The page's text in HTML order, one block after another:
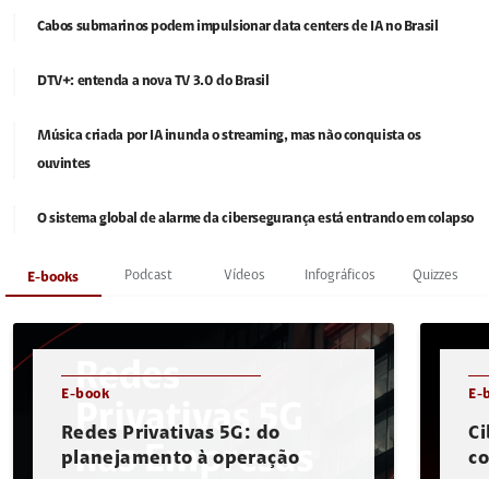
Cabos submarinos podem impulsionar data centers de IA no Brasil
DTV+: entenda a nova TV 3.0 do Brasil
Música criada por IA inunda o streaming, mas não conquista os
ouvintes
O sistema global de alarme da cibersegurança está entrando em colapso
E-books Podcast Vídeos Infográficos Quizzes
E-book
Redes Privativas 5G: do
planejamento à operação
E-